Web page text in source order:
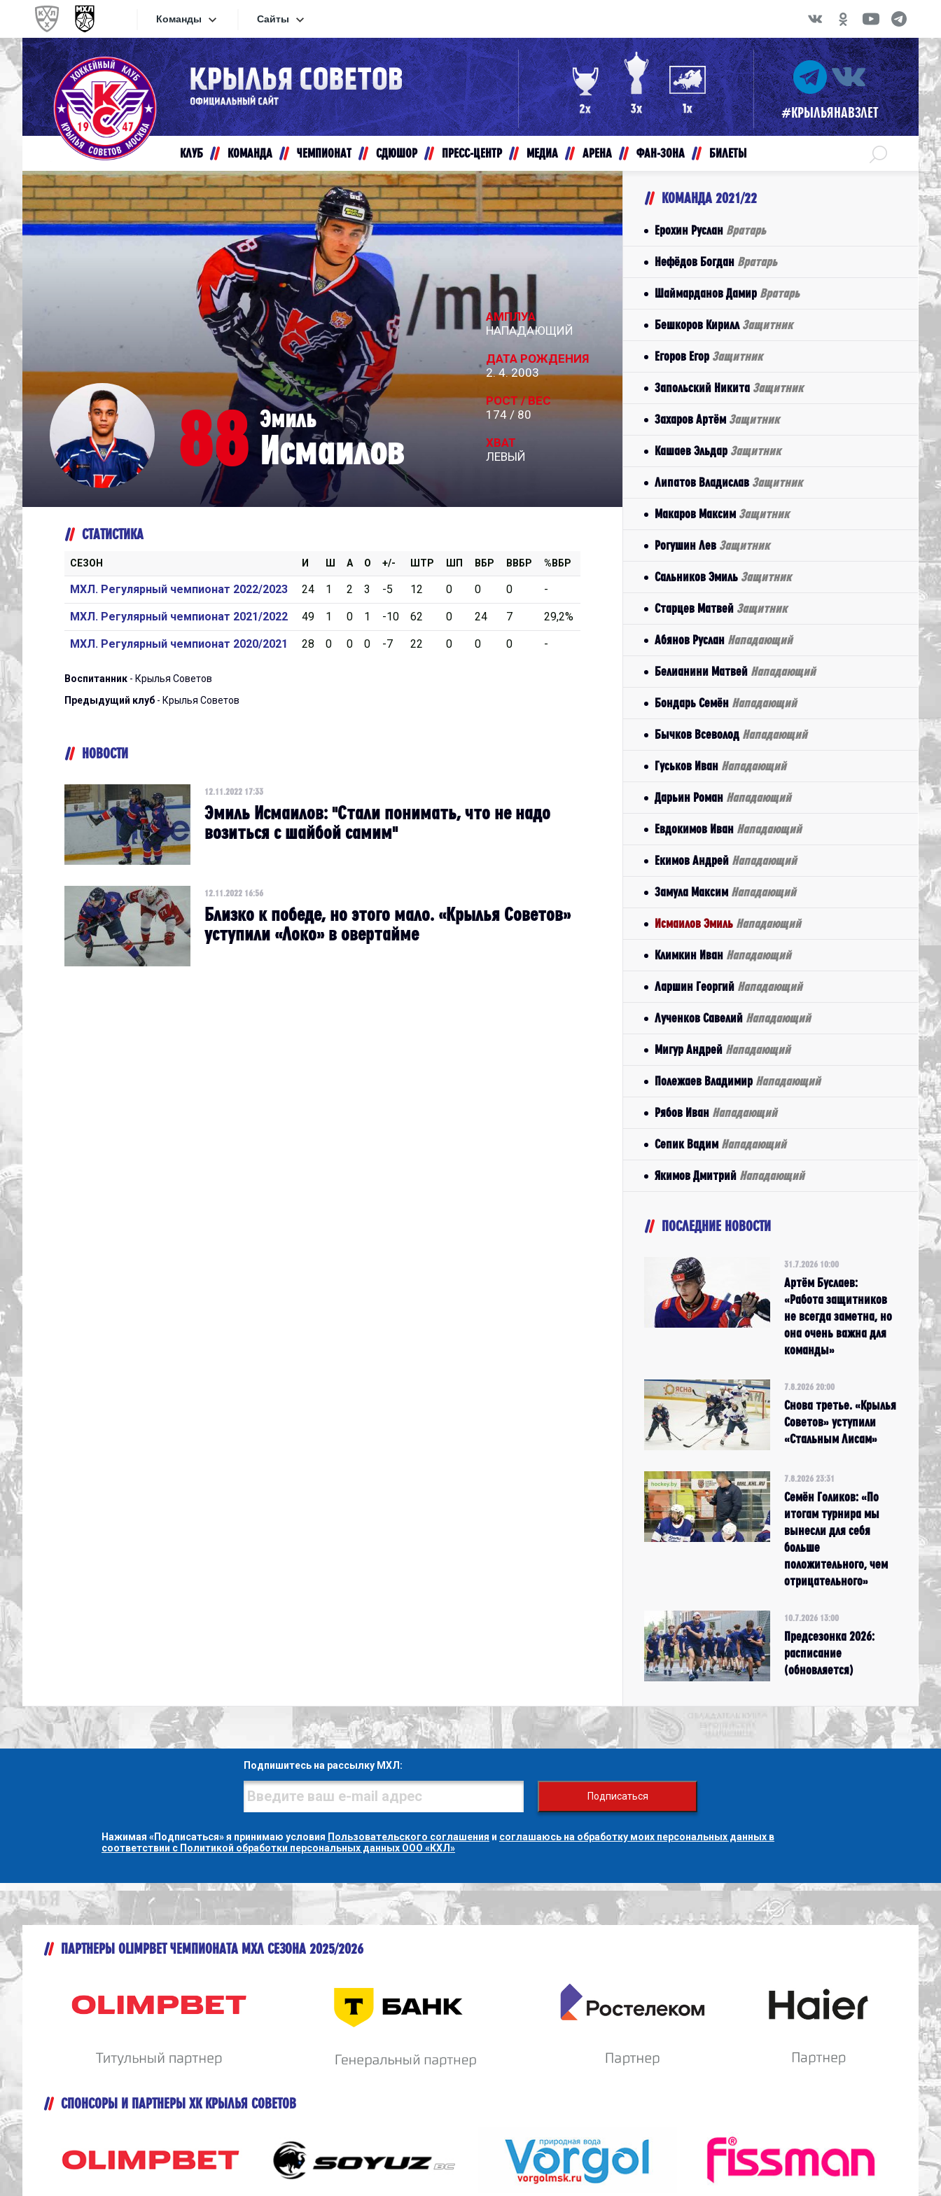
Команды
Конференция «Запад»
Дивизион Золотой
Академия Михайлова
Красная Армия
Локо
МХК Динамо СПб
МХК Динамо-М
МХК Спартак
СКА-1946
Дивизион Серебряный
Академия СКА
АКМ-Юниор
Амурские Тигры
Красная Машина-Юниор
Крылья Советов
МХК Динамо-Карелия
МХК Спартак-МАХ
ХК Капитан
Конференция «Восток»
Дивизион Золотой
Авто
Кузнецкие Медведи
Мамонты Югры
Омские Ястребы
Стальные Лисы
Толпар
Чайка
Дивизион Серебряный
АКМ-Новомосковск
Красноярские Рыси
Ладья
Локо-76
МХК Молот
Сибирские Cнайперы
Спутник Ал
Сайты
Сайты
Видеотрансляции
Хайлайты
Текстовые трансляции
Интернет-магазин
Приложение МХЛ
#КРЫЛЬЯНАВЗЛЕТ
КЛУБ КОМАНДА ЧЕМПИОНАТ СДЮШОР ПРЕСС-ЦЕНТР МЕДИА АРЕНА ФАН-ЗОНА БИЛЕТЫ
88 Эмиль
Исмаилов
АМПЛУА
НАПАДАЮЩИЙ
ДАТА РОЖДЕНИЯ
2. 4. 2003
РОСТ / ВЕС
174 / 80
ХВАТ
ЛЕВЫЙ
СТАТИСТИКА
СЕЗОН И Ш А О +/- ШТР ШП ВБР ВВБР %ВБР
МХЛ. Регулярный чемпионат 2022/2023 24 1 2 3 -5 12 0 0 0 -
МХЛ. Регулярный чемпионат 2021/2022 49 1 0 1 -10 62 0 24 7 29,2%
МХЛ. Регулярный чемпионат 2020/2021 28 0 0 0 -7 22 0 0 0 -
Воспитанник - Крылья Советов
Предыдущий клуб - Крылья Советов
НОВОСТИ
12.11.2022 17:33
Эмиль Исмаилов: "Стали понимать, что не надо
возиться с шайбой самим"
12.11.2022 16:56
Близко к победе, но этого мало. «Крылья Советов»
уступили «Локо» в овертайме
КОМАНДА 2021/22
Ерохин Руслан Вратарь
Нефёдов Богдан Вратарь
Шаймарданов Дамир Вратарь
Бешкоров Кирилл Защитник
Егоров Егор Защитник
Запольский Никита Защитник
Захаров Артём Защитник
Кашаев Эльдар Защитник
Липатов Владислав Защитник
Макаров Максим Защитник
Рогушин Лев Защитник
Сальников Эмиль Защитник
Старцев Матвей Защитник
Абянов Руслан Нападающий
Белианини Матвей Нападающий
Бондарь Семён Нападающий
Бычков Всеволод Нападающий
Гуськов Иван Нападающий
Дарьин Роман Нападающий
Евдокимов Иван Нападающий
Екимов Андрей Нападающий
Замула Максим Нападающий
Исмаилов Эмиль Нападающий
Климкин Иван Нападающий
Ларшин Георгий Нападающий
Лученков Савелий Нападающий
Мигур Андрей Нападающий
Полежаев Владимир Нападающий
Рябов Иван Нападающий
Сепик Вадим Нападающий
Якимов Дмитрий Нападающий
ПОСЛЕДНИЕ НОВОСТИ
31.7.2026 10:00
Артём Буслаев:
«Работа защитников
не всегда заметна, но
она очень важна для
команды»
7.8.2026 20:00
Снова третье. «Крылья
Советов» уступили
«Стальным Лисам»
7.8.2026 23:31
Семён Голиков: «По
итогам турнира мы
вынесли для себя
больше
положительного, чем
отрицательного»
10.7.2026 13:00
Предсезонка 2026:
расписание
(обновляется)
Подпишитесь на рассылку МХЛ:
Подписаться
Нажимая «Подписаться» я принимаю условия Пользовательского соглашения и соглашаюсь на обработку моих персональных данных в
соответствии с Политикой обработки персональных данных ООО «КХЛ»
ПАРТНЕРЫ OLIMPBET ЧЕМПИОНАТА МХЛ СЕЗОНА 2025/2026
СПОНСОРЫ И ПАРТНЕРЫ ХК КРЫЛЬЯ СОВЕТОВ